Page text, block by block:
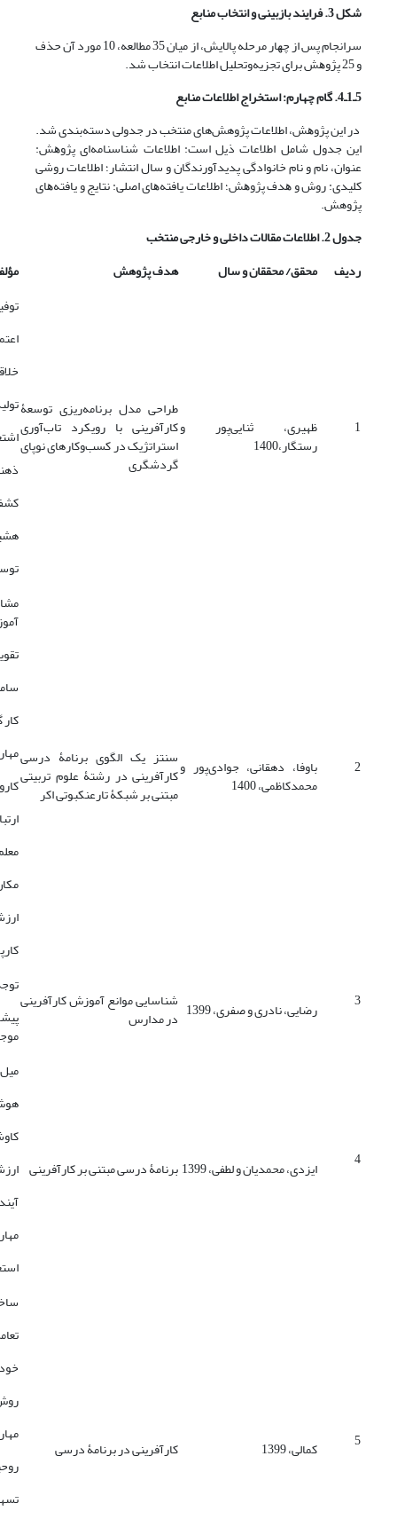
شکل 3. ﻓﺮاﯾﻨﺪ ﺑﺎزﺑﯿﻨﯽ و اﻧﺘﺨﺎب منابع
ﺳﺮاﻧﺠﺎم ﭘﺲ از ﭼﻬﺎر ﻣﺮﺣﻠﻪ ﭘﺎﻻﯾﺶ، از ﻣﯿﺎن 35 ﻣﻄﺎﻟﻌﻪ، 10 ﻣﻮرد آن ﺣﺬف
و 25 ﭘﮋوﻫﺶ ﺑﺮای ﺗﺠﺰﯾﻪ‌وﺗﺤﻠﯿﻞ اﻃﻼﻋﺎت اﻧﺘﺨﺎب ﺷﺪ.
5ـ1ـ4. گام چهارم: استخراج اطلاعات منابع
در اﯾﻦ ﭘﮋوﻫﺶ، اﻃﻼﻋﺎت پژوهش‌های منتخب در ﺟﺪوﻟﯽ دﺳﺘﻪﺑﻨﺪی شد.
اﯾﻦ ﺟﺪول ﺷﺎﻣﻞ اﻃﻼﻋﺎت ذیل است: اﻃﻼﻋﺎت ﺷﻨﺎﺳﻨﺎﻣﻪای ﭘﮋوﻫﺶ:
ﻋﻨﻮان، ﻧﺎم و ﻧﺎم ﺧﺎﻧﻮادﮔﯽ ﭘﺪﯾﺪآورﻧﺪﮔﺎن و ﺳﺎل اﻧﺘﺸﺎر؛ اﻃﻼﻋﺎت روﺷﯽ
ﮐﻠﯿﺪی: روش و ﻫﺪف ﭘﮋوﻫﺶ؛ اﻃﻼﻋﺎت ﯾﺎﻓﺘﻪﻫﺎی اﺻﻠﯽ: ﻧﺘﺎﯾﺞ و ﯾﺎﻓﺘﻪﻫﺎی
پژوهش.
جدول 2. اطلاعات مقالات داخلی و خارجی منتخب
ردیف
محقق/ محققان و سال هدف پژوهش
ظهیری، ثنایی‌پور و
رستگار،1400
طراحی مدل برنامه‌ریزی توسعۀ
کارآفرینی با رویکرد تاب‌آوری
استراتژیک در کسب‌وکارهای نوپای
گردشگری
باوفا، دهقانی، جوادی‌پور و
محمدکاظمی، 1400
سنتز یک الگوی برنامۀ درسی
کارآفرینی در رشتۀ علوم تربیتی
مبتنی بر شبکۀ تارعنکبوتی اکر
رضایی، نادری و صفری، 1399 شناسایی موانع آموزش کارآفرینی
در مدارس
ایزدی، محمدیان و لطفی، 1399 برنامۀ درسی مبتنی بر کارآفرینی
کمالی، 1399 کارآفرینی در برنامۀ درسی